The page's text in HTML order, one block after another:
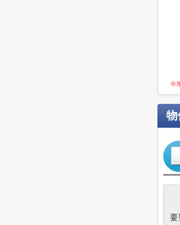
※
物
要